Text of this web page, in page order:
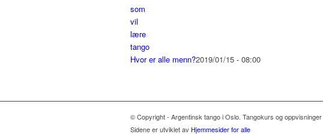
Hvor er alle menn?2019/01/15 - 08:00
© Copyright - Argentinsk tango i Oslo. Tangokurs og oppvisninger
Sidene er utviklet av Hjemmesider for alle